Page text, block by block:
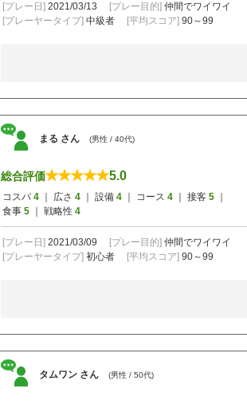
[プレー日] 2021/03/13 [プレー目的] 仲間でワイワイ
[プレーヤータイプ] 中級者 [平均スコア] 90～99
まる さん (男性 / 40代)
総合評価 5.0
コスパ 4 ｜ 広さ 4 ｜ 設備 4 ｜ コース 4 ｜ 接客 5
食事 5 ｜ 戦略性 4
[プレー日] 2021/03/09 [プレー目的] 仲間でワイワイ
[プレーヤータイプ] 初心者 [平均スコア] 90～99
タムワン さん (男性 / 50代)